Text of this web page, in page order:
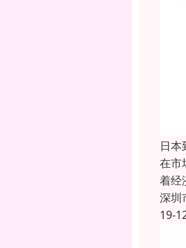
日
在市
着经
深圳
19-